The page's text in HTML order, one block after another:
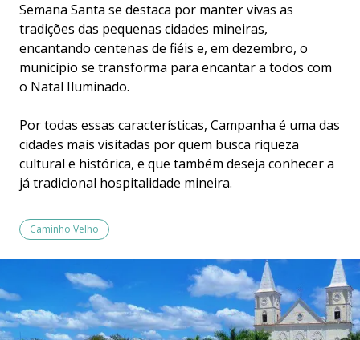
Semana Santa se destaca por manter vivas as
tradições das pequenas cidades mineiras,
encantando centenas de fiéis e, em dezembro, o
município se transforma para encantar a todos com
o Natal Iluminado.
Por todas essas características, Campanha é uma das
cidades mais visitadas por quem busca riqueza
cultural e histórica, e que também deseja conhecer a
já tradicional hospitalidade mineira.
Caminho Velho